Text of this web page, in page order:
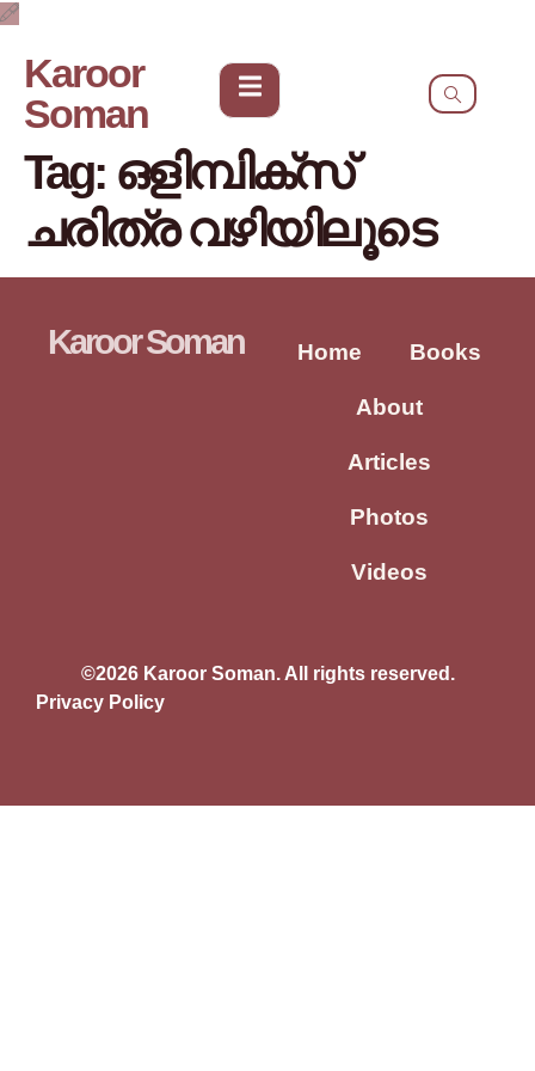
Karoor
Soman
Tag: ഒളിമ്പിക്സ്
ചരിത്ര വഴിയിലൂടെ
Karoor Soman Home Books
About
Articles
Photos
Videos
©2026 Karoor Soman. All rights reserved.
Privacy Policy